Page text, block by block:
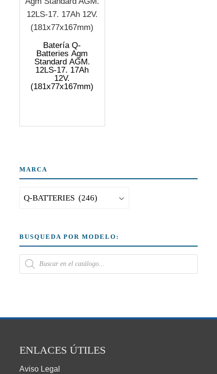
Batería Q-
Batteries Agm
Standard AGM.
12LS-17. 17Ah
12V.
(181x77x167mm)
MARCA
BUSQUEDA POR MODELO:
ENLACES ÚTILES
Aviso Legal